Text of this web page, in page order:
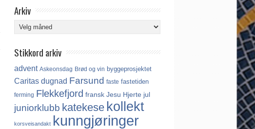
Arkiv
Arkiv
Stikkord arkiv
advent Askeonsdag Brød og vin byggeprosjektet
Caritas dugnad Farsund faste fastetiden
ferming Flekkefjord fransk Jesu Hjerte jul
juniorklubb katekese kollekt
korsveisandakt kunngjøringer